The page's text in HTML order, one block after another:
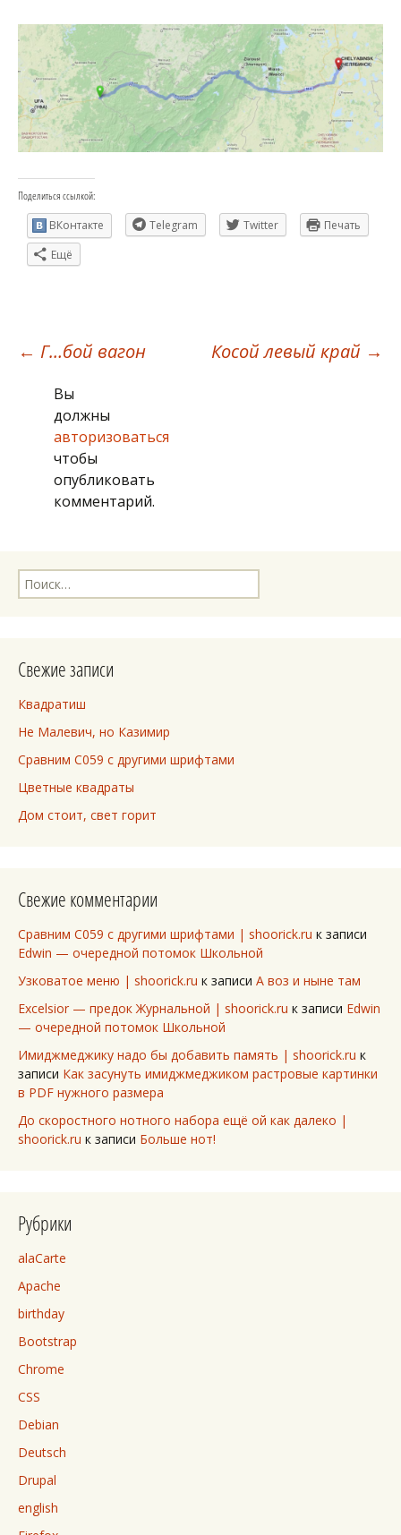
Поделиться ссылкой:
ВКонтакте
Telegram Twitter
Печать
Ещё
Навигация
записям
← Г…бой вагон Косой левый край →
Вы
должны
авторизоваться
чтобы
опубликовать
комментарий.
Найти:
Свежие записи
Квадратиш
Не Малевич, но Казимир
Сравним C059 с другими шрифтами
Цветные квадраты
Дом стоит, свет горит
Свежие комментарии
Сравним C059 с другими шрифтами | shoorick.ru к записи
Edwin — очередной потомок Школьной
Узковатое меню | shoorick.ru к записи А воз и ныне там
Excelsior — предок Журнальной | shoorick.ru к записи Edwin
— очередной потомок Школьной
Имиджмеджику надо бы добавить память | shoorick.ru к
записи Как засунуть имиджмеджиком растровые картинки
в PDF нужного размера
До скоростного нотного набора ещё ой как далеко |
shoorick.ru к записи Больше нот!
Рубрики
alaCarte
Apache
birthday
Bootstrap
Chrome
CSS
Debian
Deutsch
Drupal
english